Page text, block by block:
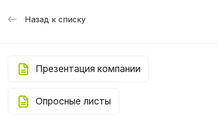
Назад к списку
Презентация компании
Опросные листы